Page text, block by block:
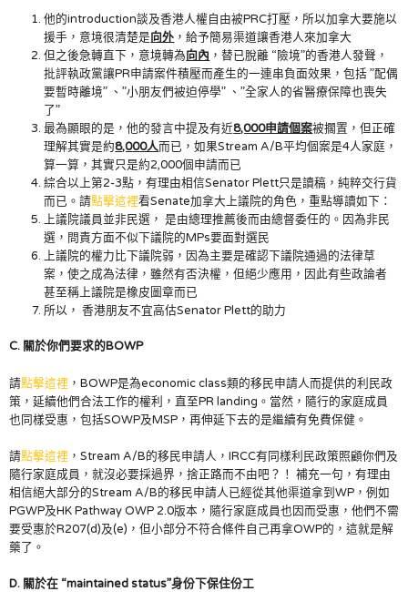
他的introduction談及香港人權自由被PRC打壓，所以加拿大要施以
援手，意境很清楚是向外 ，給予簡易渠道讓香港人來加拿大
但之後急轉直下，意境轉為向內 ，替已脫離 “險境”的香港人發聲，
批評執政黨讓PR申請案件積壓而產生的一連串負面效果，包括 ”配偶
要暫時離境” 、”小朋友們被迫停學” 、”全家人的省醫療保障也喪失
了”
最為顯眼的是，他的發言中提及有近8,000申請個案被擱置，但正確
理解其實是約8,000人而已，如果Stream A/B平均個案是4人家庭，
算一算，其實只是約2,000個申請而已
綜合以上第2-3點，有理由相信Senator Plett只是讀稿，純粹交行貨
而已。請點擊這裡看Senate加拿大上議院的角色，重點導讀如下：
上議院議員並非民選， 是由總理推薦後而由總督委任的。因為非民
選，問責方面不似下議院的MPs要面對選民
上議院的權力比下議院弱，因為主要是確認下議院通過的法律草
案，使之成為法律，雖然有否決權，但絕少應用，因此有些政論者
甚至稱上議院是橡皮圖章而已
所以， 香港朋友不宜高估Senator Plett的助力
C. 關於你們要求的BOWP
請點擊這裡 ，BOWP是為economic class類的移民申請人而提供的利民政
策，延續他們合法工作的權利，直至PR landing。當然，隨行的家庭成員
也同樣受惠，包括SOWP及MSP，再伸延下去的是繼續有免費保健。
請點擊這裡 ，Stream A/B的移民申請人，IRCC有同樣利民政策照顧你們及
隨行家庭成員，就沒必要採過界，捨正路而不由吧？！ 補充一句，有理由
相信絕大部分的Stream A/B的移民申請人已經從其他渠道拿到WP，例如
PGWP及HK Pathway OWP 2.0版本，隨行家庭成員也因而受惠，他們不需
要受惠於R207(d)及(e)，但小部分不符合條件自己再拿OWP的，這就是解
藥了。
D. 關於在 “maintained status”身份下保住份工